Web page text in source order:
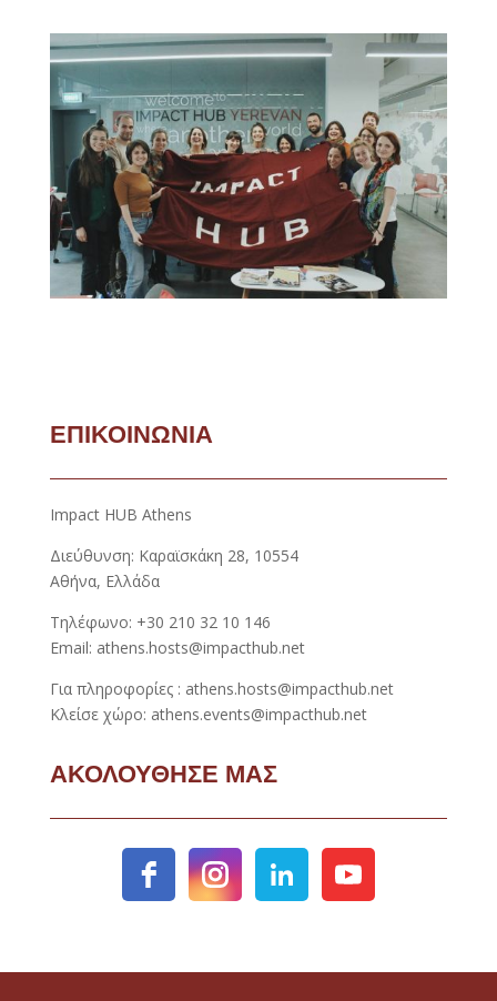
ΕΠΙΚΟΙΝΩΝΙΑ
Impact HUB Athens
Διεύθυνση: Καραϊσκάκη 28, 10554
Αθήνα, Ελλάδα
Τηλέφωνο: +30 210 32 10 146
Email: athens.hosts@impacthub.net
Για πληροφορίες : athens.hosts@impacthub.net
Κλείσε χώρο: athens.events@impacthub.net
ΑΚΟΛΟΥΘΗΣΕ ΜΑΣ